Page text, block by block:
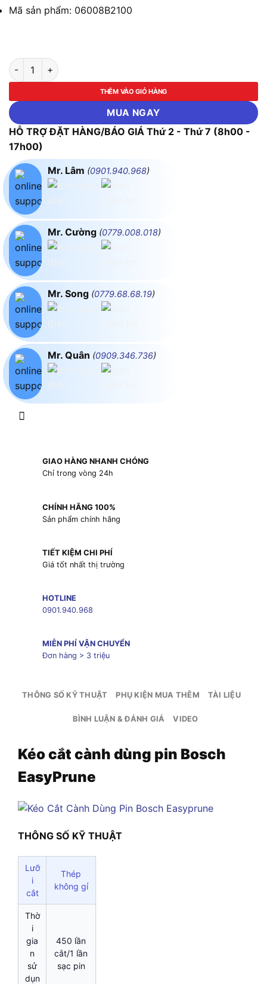
Mã sản phẩm: 06008B2100
Kéo cắt cành dùng pin Bosch EasyPrune số lượng
THÊM VÀO GIỎ HÀNG
MUA NGAY
HỖ TRỢ ĐẶT HÀNG/BÁO GIÁ Thứ 2 - Thứ 7 (8h00 -
17h00)
Mr. Lâm (0901.940.968)
Mr. Cường (0779.008.018)
Mr. Song (0779.68.68.19)
Mr. Quân (0909.346.736)
GIAO HÀNG NHANH CHÓNG
Chỉ trong vòng 24h
CHÍNH HÃNG 100%
Sản phẩm chính hãng
TIẾT KIỆM CHI PHÍ
Giá tốt nhất thị trường
HOTLINE
0901.940.968
MIỄN PHÍ VẬN CHUYỂN
Đơn hàng > 3 triệu
THÔNG SỐ KỸ THUẬT PHỤ KIỆN MUA THÊM TÀI LIỆU
BÌNH LUẬN & ĐÁNH GIÁ VIDEO
Kéo cắt cành dùng pin Bosch
EasyPrune
THÔNG SỐ KỸ THUẬT
Lưỡ
i
cắt
Thép
không gỉ
Thờ
i
gia
n
sử
dụn
450 lần
cắt/1 lần
sạc pin